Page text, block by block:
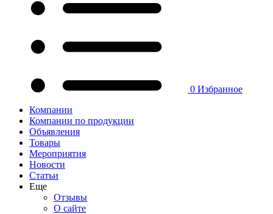
0 Избранное
Компании
Компании по продукции
Объявления
Товары
Мероприятия
Новости
Статьи
Еще
Отзывы
О сайте